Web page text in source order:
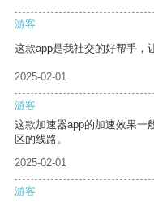
游客
这款app是我社交的好帮手，
2025-02-01
游客
这款加速器app的加速效果一
区的线路。
2025-02-01
游客